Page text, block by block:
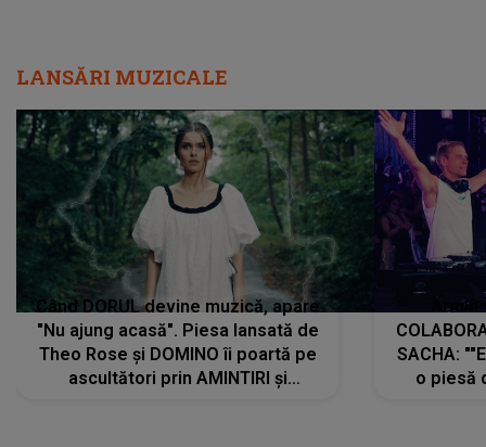
LANSĂRI MUZICALE
Când DORUL devine muzică, apare
"Nu ajung acasă". Piesa lansată de
Theo Rose și DOMINO îi poartă pe
ascultători prin AMINTIRI și
SACHA:
o piesă